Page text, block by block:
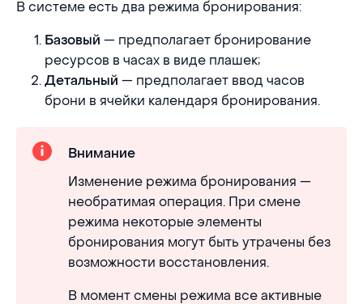
В системе есть два режима бронирования:
Базовый — предполагает бронирование
ресурсов в часах в виде плашек;
Детальный — предполагает ввод часов
брони в ячейки календаря бронирования.
Внимание
Изменение режима бронирования —
необратимая операция. При смене
режима некоторые элементы
бронирования могут быть утрачены без
возможности восстановления.
В момент смены режима все активные